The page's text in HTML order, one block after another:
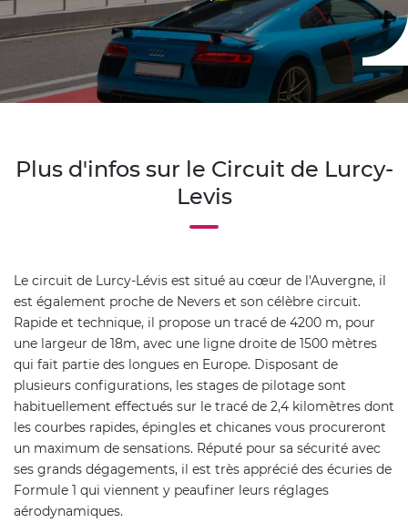
que passager pour ressentir chaque accélération et virage.
Ce circuit auvergnat offre un cadre parfait pour les
passionnés de vitesse, offrant généreusement des
sensations fortes et des moments d'exaltation intense.
Plus d'infos sur le Circuit de Lurcy-
Levis
Le circuit de Lurcy-Lévis est situé au cœur de l'Auvergne, il
est également proche de Nevers et son célèbre circuit.
Rapide et technique, il propose un tracé de 4200 m, pour
une largeur de 18m, avec une ligne droite de 1500 mètres
qui fait partie des longues en Europe. Disposant de
plusieurs configurations, les stages de pilotage sont
habituellement effectués sur le tracé de 2,4 kilomètres dont
les courbes rapides, épingles et chicanes vous procureront
un maximum de sensations. Réputé pour sa sécurité avec
ses grands dégagements, il est très apprécié des écuries de
Formule 1 qui viennent y peaufiner leurs réglages
aérodynamiques.